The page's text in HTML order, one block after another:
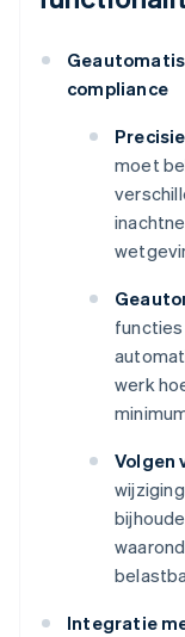
compliance
moet
werk
Volgen
Integratie